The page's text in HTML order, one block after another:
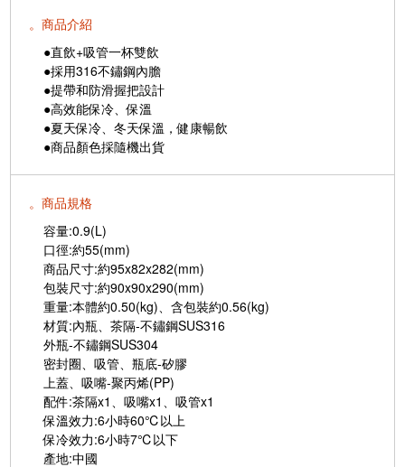
。商品介紹
●直飲+吸管一杯雙飲
●採用316不鏽鋼內膽
●提帶和防滑握把設計
●高效能保冷、保溫
●夏天保冷、冬天保溫，健康暢飲
●商品顏色採隨機出貨
。商品規格
容量:0.9(L)
口徑:約55(mm)
商品尺寸:約95x82x282(mm)
包裝尺寸:約90x90x290(mm)
重量:本體約0.50(kg)、含包裝約0.56(kg)
材質:內瓶、茶隔-不鏽鋼SUS316
外瓶-不鏽鋼SUS304
密封圈、吸管、瓶底-矽膠
上蓋、吸嘴-聚丙烯(PP)
配件:茶隔x1、吸嘴x1、吸管x1
保溫效力:6小時60℃以上
保冷效力:6小時7℃以下
產地:中國